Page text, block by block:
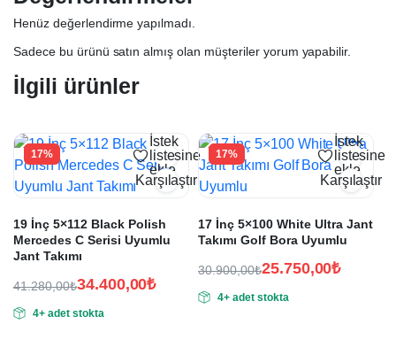
Henüz değerlendirme yapılmadı.
Sadece bu ürünü satın almış olan müşteriler yorum yapabilir.
İlgili ürünler
17%
İstek
listesine
ekle
Karşılaştır
19 İnç 5×112 Black Polish
Mercedes C Serisi Uyumlu
Jant Takımı
41.280,00₺
fiyat:
34.400,00₺
andaki
4+ adet stokta
17%
İstek
listesine
ekle
Karşılaştır
17 İnç 5×100 White Ultra Jant
Takımı Golf Bora Uyumlu
30.900,00₺
fiyat:
25.750,00₺
andaki
4+ adet stokta